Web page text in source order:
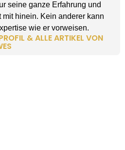
seine ganze Erfahrung und
mit hinein. Kein anderer kann
wie er vorweisen.
& ALLE ARTIKEL VON